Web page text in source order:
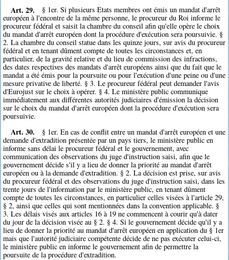
Art. 29.
§ 1er. Si plusieurs Etats membres ont émis un mandat d'arrêt
européen à l'encontre de la même personne, le procureur du Roi informe le
procureur fédéral et saisit la chambre du conseil afin qu'elle opère le choix
du mandat d'arrêt européen dont la procédure d'exécution sera poursuivie. §
2. La chambre du conseil statue dans les quinze jours, sur avis du procureur
fédéral et en tenant dûment compte de toutes les circonstances et, en
particulier, de la gravité relative et du lieu de commission des infractions,
des dates respectives des mandats d'arrêt européens ainsi que du fait que le
mandat a été émis pour la poursuite ou pour l'exécution d'une peine ou d'une
mesure privative de liberté. § 3. Le procureur fédéral peut demander l'avis
d'Eurojust sur le choix à opérer. § 4. Le ministère public communique
immédiatement aux différentes autorités judiciaires d'émission la décision
sur le choix du mandat d'arrêt européen dont la procédure d'exécution sera
poursuivie.
Art. 30.
§ 1er. En cas de conflit entre un mandat d'arrêt européen et une
demande d'extradition présentée par un pays tiers, le ministère public en
informe sans délai le procureur fédéral et le gouvernement, avec
communication des observations du juge d'instruction saisi, afin que le
gouvernement décide s'il y a lieu de donner la priorité au mandat d'arrêt
européen ou à la demande d'extradition. § 2. La décision est prise, sur avis
du procureur fédéral et des observations du juge d'instruction saisi, dans les
trente jours de l'information par le ministère public, en tenant dûment
compte de toutes les circonstances, en particulier celles visées à l'article 29,
§ 2, ainsi que celles qui sont mentionnées dans la convention applicable. §
3. Les délais visés aux articles 16 à 19 ne commencent à courir qu'à dater
du jour de la décision visée au § 2. § 4. Si le gouvernement décide qu'il y a
lieu de donner la priorité au mandat d'arrêt européen en application du § 1er
mais que l'autorité judiciaire compétente décide de ne pas exécuter celui-ci,
le ministère public en informe le gouvernement afin de permettre la
poursuite de la procédure d'extradition.